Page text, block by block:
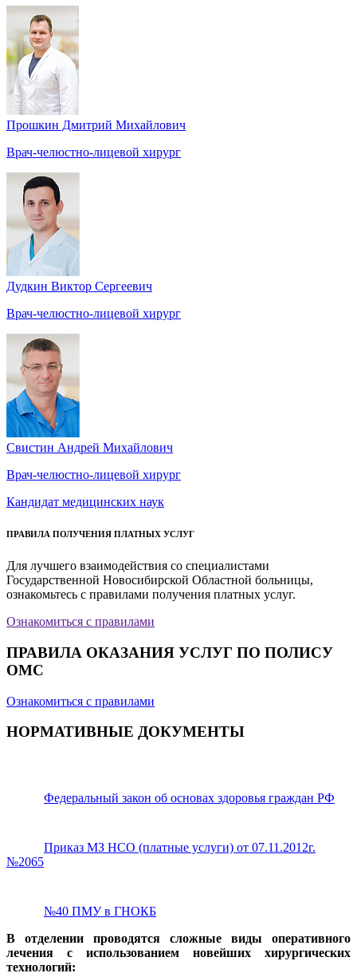
Прошкин Дмитрий Михайлович
Врач-челюстно-лицевой хирург
Дудкин Виктор Сергеевич
Врач-челюстно-лицевой хирург
Свистин Андрей Михайлович
Врач-челюстно-лицевой хирург
Кандидат медицинских наук
ПРАВИЛА ПОЛУЧЕНИЯ ПЛАТНЫХ УСЛУГ
Для лучшего взаимодействия со специалистами
Государственной Новосибирской Областной больницы,
ознакомьтесь с правилами получения платных услуг.
Ознакомиться с правилами
ПРАВИЛА ОКАЗАНИЯ УСЛУГ ПО ПОЛИСУ
ОМС
Ознакомиться с правилами
НОРМАТИВНЫЕ ДОКУМЕНТЫ
Федеральный закон об основах здоровья граждан РФ
Приказ МЗ НСО (платные услуги) от 07.11.2012г.
№2065
№40 ПМУ в ГНОКБ
В отделении проводятся сложные виды оперативного
лечения с использованием новейших хирургических
технологий: